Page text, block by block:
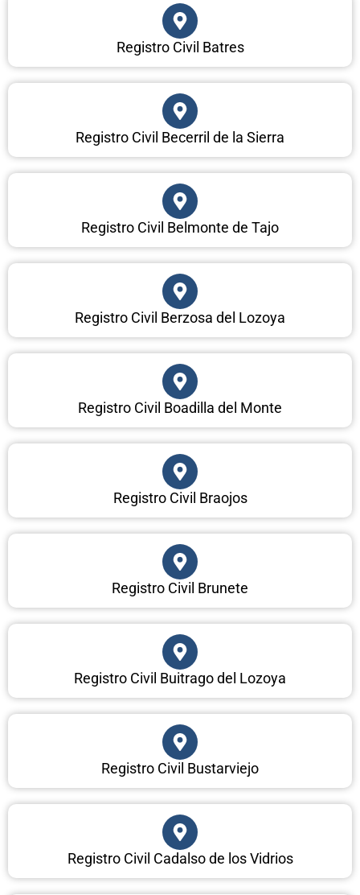
Registro Civil Batres
Registro Civil Becerril de la Sierra
Registro Civil Belmonte de Tajo
Registro Civil Berzosa del Lozoya
Registro Civil Boadilla del Monte
Registro Civil Braojos
Registro Civil Brunete
Registro Civil Buitrago del Lozoya
Registro Civil Bustarviejo
Registro Civil Cadalso de los Vidrios